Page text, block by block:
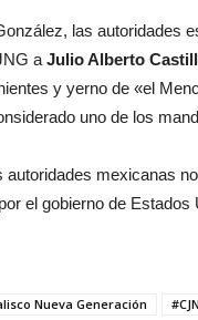
las autoridades
a Julio Alberto
y yerno de «el
uno de los
autoridades mexicanas
el gobierno de
Nueva Generación